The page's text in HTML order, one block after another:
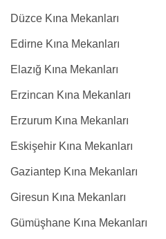
Düzce Kına Mekanları
Edirne Kına Mekanları
Elazığ Kına Mekanları
Erzincan Kına Mekanları
Erzurum Kına Mekanları
Eskişehir Kına Mekanları
Gaziantep Kına Mekanları
Giresun Kına Mekanları
Gümüşhane Kına Mekanları